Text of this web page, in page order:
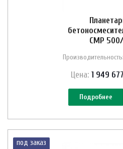
CMP
Цена: 1 949
Подробнее
под заказ